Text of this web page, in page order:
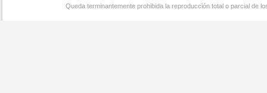
Queda terminantemente prohibida la reproducción total o parcial de